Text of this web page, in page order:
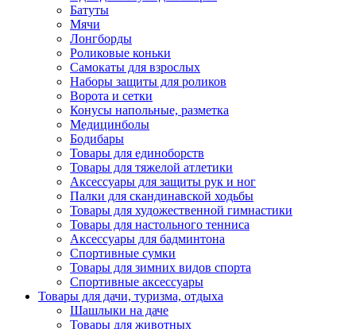
Батуты
Мячи
Лонгборды
Роликовые коньки
Самокаты для взрослых
Наборы защиты для роликов
Ворота и сетки
Конусы напольные, разметка
Медицинболы
Бодибары
Товары для единоборств
Товары для тяжелой атлетики
Аксессуары для защиты рук и ног
Палки для скандинавской ходьбы
Товары для художественной гимнастики
Товары для настольного тенниса
Аксессуары для бадминтона
Спортивные сумки
Товары для зимних видов спорта
Спортивные аксессуары
Товары для дачи, туризма, отдыха
Шашлыки на даче
Товары для животных